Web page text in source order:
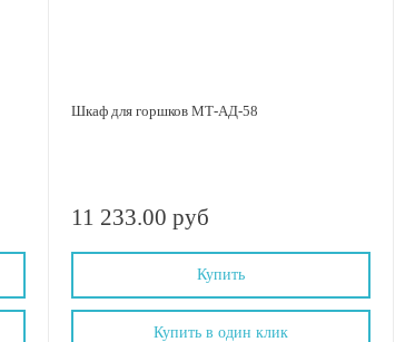
Шкаф для горшков МТ-АД-58
11 233.00 руб
Купить
Купить в один клик